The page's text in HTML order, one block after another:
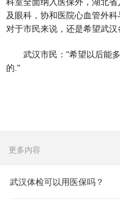
及眼科，协和医院心血管外
对于市民来说，还是希望武汉
武汉市民："希望以后能多
的."
更多内容
武汉体检可以用医保吗？